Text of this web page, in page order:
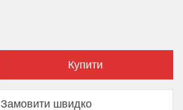
Купити
Замовити швидко